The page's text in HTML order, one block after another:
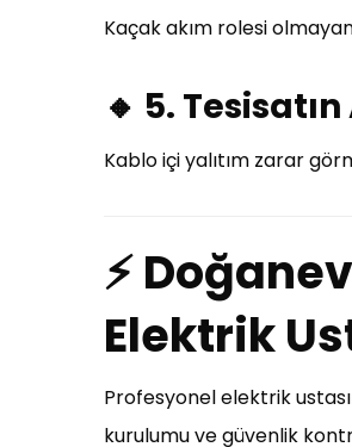
Kaçak akım rolesi
🔸 5. Tesisatın
Kablo içi yalıtım zarar
⚡
Elektrik
Profesyonel elektrik
kurulumu ve güvenlik